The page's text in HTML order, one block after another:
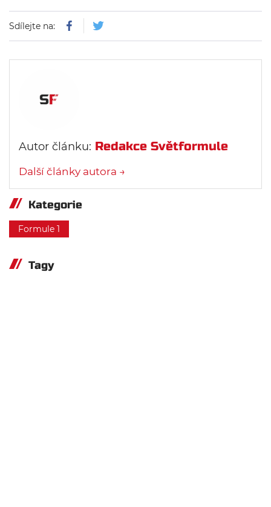
Sdílejte na:
Autor článku: Redakce Světformule
Další články autora →
Kategorie
Formule 1
Tagy